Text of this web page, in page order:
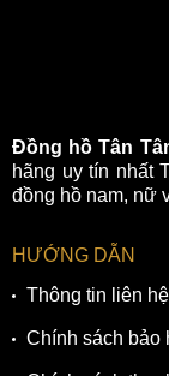
Đồng hồ Tân
hãng uy tín nhất
đồng hồ nam, nữ
HƯỚNG DẪN
Thông tin liên hệ
Chính sách bảo